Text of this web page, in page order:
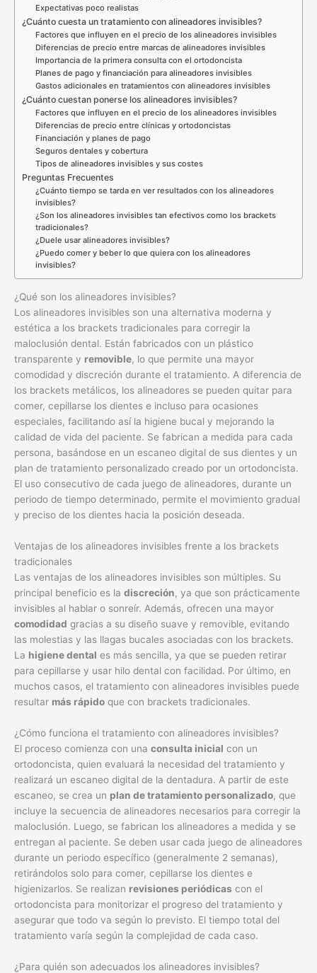
Expectativas poco realistas
¿Cuánto cuesta un tratamiento con alineadores invisibles?
Factores que influyen en el precio de los alineadores invisibles
Diferencias de precio entre marcas de alineadores invisibles
Importancia de la primera consulta con el ortodoncista
Planes de pago y financiación para alineadores invisibles
Gastos adicionales en tratamientos con alineadores invisibles
¿Cuánto cuestan ponerse los alineadores invisibles?
Factores que influyen en el precio de los alineadores invisibles
Diferencias de precio entre clínicas y ortodoncistas
Financiación y planes de pago
Seguros dentales y cobertura
Tipos de alineadores invisibles y sus costes
Preguntas Frecuentes
¿Cuánto tiempo se tarda en ver resultados con los alineadores
invisibles?
¿Son los alineadores invisibles tan efectivos como los brackets
tradicionales?
¿Duele usar alineadores invisibles?
¿Puedo comer y beber lo que quiera con los alineadores
invisibles?
¿Qué son los alineadores invisibles?
Los alineadores invisibles son una alternativa moderna y
estética a los brackets tradicionales para corregir la
maloclusión dental. Están fabricados con un plástico
transparente y removible, lo que permite una mayor
comodidad y discreción durante el tratamiento. A diferencia de
los brackets metálicos, los alineadores se pueden quitar para
comer, cepillarse los dientes e incluso para ocasiones
especiales, facilitando así la higiene bucal y mejorando la
calidad de vida del paciente. Se fabrican a medida para cada
persona, basándose en un escaneo digital de sus dientes y un
plan de tratamiento personalizado creado por un ortodoncista.
El uso consecutivo de cada juego de alineadores, durante un
periodo de tiempo determinado, permite el movimiento gradual
y preciso de los dientes hacia la posición deseada.
Ventajas de los alineadores invisibles frente a los brackets
tradicionales
Las ventajas de los alineadores invisibles son múltiples. Su
principal beneficio es la discreción, ya que son prácticamente
invisibles al hablar o sonreír. Además, ofrecen una mayor
comodidad gracias a su diseño suave y removible, evitando
las molestias y las llagas bucales asociadas con los brackets.
La higiene dental es más sencilla, ya que se pueden retirar
para cepillarse y usar hilo dental con facilidad. Por último, en
muchos casos, el tratamiento con alineadores invisibles puede
resultar más rápido que con brackets tradicionales.
¿Cómo funciona el tratamiento con alineadores invisibles?
El proceso comienza con una consulta inicial con un
ortodoncista, quien evaluará la necesidad del tratamiento y
realizará un escaneo digital de la dentadura. A partir de este
escaneo, se crea un plan de tratamiento personalizado, que
incluye la secuencia de alineadores necesarios para corregir la
maloclusión. Luego, se fabrican los alineadores a medida y se
entregan al paciente. Se deben usar cada juego de alineadores
durante un periodo específico (generalmente 2 semanas),
retirándolos solo para comer, cepillarse los dientes e
higienizarlos. Se realizan revisiones periódicas con el
ortodoncista para monitorizar el progreso del tratamiento y
asegurar que todo va según lo previsto. El tiempo total del
tratamiento varía según la complejidad de cada caso.
¿Para quién son adecuados los alineadores invisibles?